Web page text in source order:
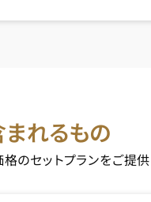
れるもの
のセットプランをご提